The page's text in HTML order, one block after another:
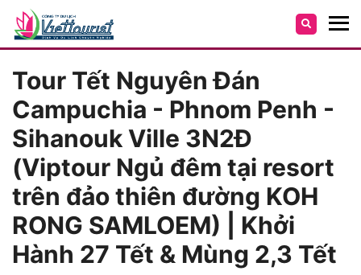
Tour Tết Nguyên Đán
Campuchia - Phnom Penh -
Sihanouk Ville 3N2Đ
(Viptour Ngủ đêm tại resort
trên đảo thiên đường KOH
RONG SAMLOEM) | Khởi
Hành 27 Tết & Mùng 2,3 Tết